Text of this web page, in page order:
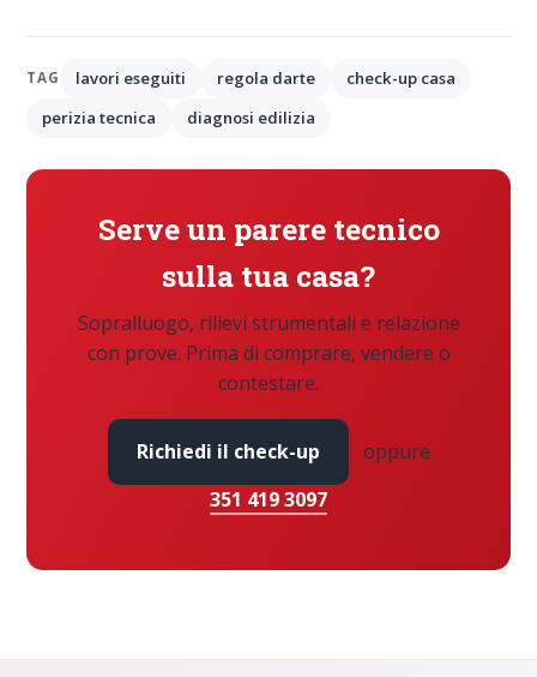
TAG lavori eseguiti regola darte
check-up casa
perizia tecnica
diagnosi edilizia
Serve un parere tecnico
sulla tua casa?
Sopralluogo, rilievi strumentali e relazione
con prove. Prima di comprare, vendere o
contestare.
Richiedi il check-up
oppure
351 419 3097